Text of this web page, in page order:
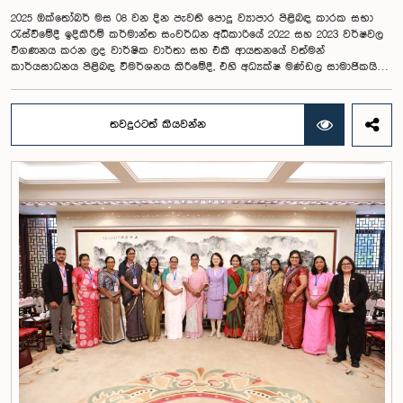
2025 ඔක්තෝබර් මස 08 වන දින පැවති පොදු ව්‍යාපාර පිළිබඳ කාරක සභා
රැස්වීමේදී ඉදිකිරීම් කර්මාන්ත සංවර්ධන අධිකාරියේ 2022 සහ 2023 වර්ෂවල
විගණනය කරන ලද වාර්ෂික වාර්තා සහ එකී ආයතනයේ වත්මන්
කාර්යසාධනය පිළිබඳ විමර්ශනය කිරීමේදී, එහි අධ්‍යක්ෂ මණ්ඩල සාමාජිකයින්
නිලධාරීන් විසින් තම ඇඳුම් පැළඳුම් සම්බන්ධයෙන් පිළිපැදිය යුතු වන
නිර්නායකයන්ගෙන් බැහැරව, එකී අවස්ථාවට නුසුදුසු ආකාරයෙන් සැරසී
රැස්වීමට සහභාගී වී සිටි බව කාරක සභාව විසින් නිරීක්ෂණය කරන ලදී.
තවද, ඉහත කී නිලධාරීන් දෙදෙනාම පාර්ලිමේන්තු සම්ප්‍රදායට හා
ක්‍රියාපටිපාටියට පටහැනි අයුරින් සභාපතිවරයාගේ පූර්ව අවසරයකින් තොරව
කාරක සභා රැස්වීමෙන් බැහැර ගොස් ඇති බව ද කාරක සභාව විසින් සඳහන්
කරන ලදී. මෙම සිද්ධීන් සම්බන්ධයෙන් පොදු ව්‍යාපාර පිළිබඳ කාරක සභාවේ
සභාපතිවරයා විසින් මතු කරන ලද වරප්‍රසාද පිළිබඳ ගැටළුවට අනුව,
පාර්ලිමේන්තුවට අපහාස කිරීමේ චෝදනාව යටතේ එම නිලධාරීන් දෙදෙනා 2026
පෙබරවාරි මස 17 වැනි දින ආචාරධර්ම හා වරප්‍රසාද පිළිබඳ කාරක සභාව
හමුවේ පෙනී සිටිනු ලැබූ අතර, එහිදී, ඔවුන් විසින් සිය හැසිරීම සම්බන්ධයෙන්
අවංකවම සමාව අයැද සිටින බව සඳහන් කෙරිණි. පාර්ලිමේන්තු කාරක
සභාවල අධිකාරිය, ගෞරවය සහ ස්ථාපිත ක්‍රියාපටිපාටිවලට ගෞරව කිරීමේ
වැදගත්කම පිළිබඳව නිසි අවබෝධයකින් යුතුව තම ක්‍රියාවන්හි බරපතලකම
නිලධාරීන් විසින් අවබෝධ කරගෙන ඇති බව නිරීක්ෂණය කළ ආචාරධර්ම හා
වරප්‍රසාද පිළිබඳ කාරක සභාව සහ පොදු ව්‍යාපාර පිළිබඳ කාරක සභාවේ
සභාපතිවරයා විසින් ඒ පිළිබඳව නිසි පරිදි සලකා බැලීමෙන් අනතුරුව, ඉහත
තවදුරටත් කියවන්න